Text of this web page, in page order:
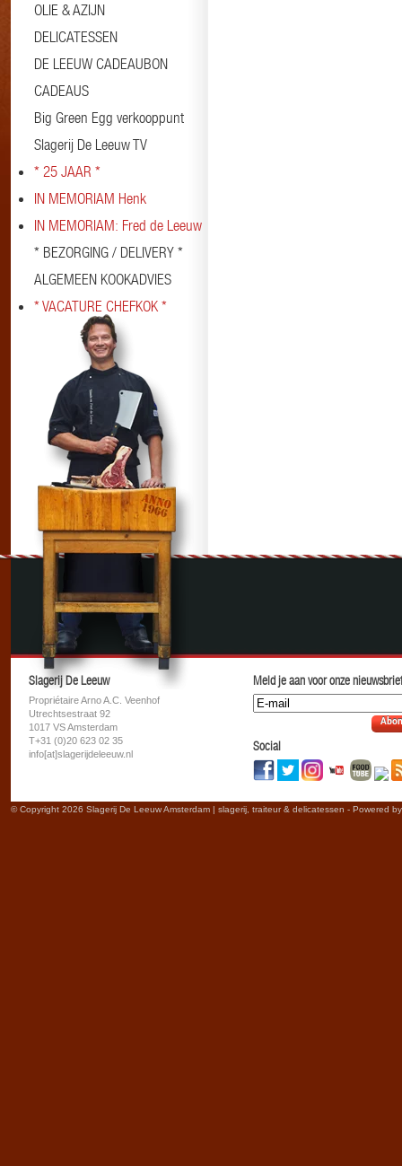
OLIE & AZIJN
DELICATESSEN
DE LEEUW CADEAUBON
CADEAUS
Big Green Egg verkooppunt
Slagerij De Leeuw TV
* 25 JAAR *
IN MEMORIAM Henk
IN MEMORIAM: Fred de Leeuw
* BEZORGING / DELIVERY *
ALGEMEEN KOOKADVIES
* VACATURE CHEFKOK *
Slagerij De Leeuw
Propriétaire Arno A.C. Veenhof
Utrechtsestraat 92
1017 VS Amsterdam
T+31 (0)20 623 02 35
info[at]slagerijdeleeuw.nl
Meld je aan voor onze
Social
© Copyright 2026 Slagerij De Leeuw Amsterdam | slagerij, traiteur & delicatessen - Powered